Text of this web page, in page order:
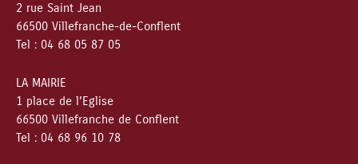
2 rue Saint Jean
66500 Villefranche-de-Conflent
Tel : 04 68 05 87 05
LA MAIRIE
1 place de l’Eglise
66500 Villefranche de Conflent
Tel : 04 68 96 10 78